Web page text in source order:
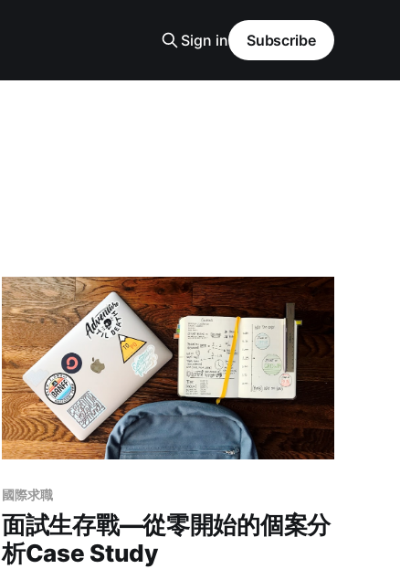
Sign in Subscribe
國際求職
面試生存戰—從零開始的個案分
析Case Study